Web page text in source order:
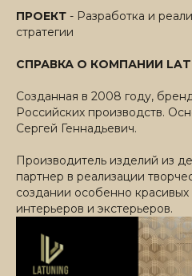
ПРОЕКТ - Разработка и
стратегии
СПРАВКА О КОМПАНИИ
Созданная в 2008 году,
Российских производств.
Сергей Геннадьевич.
Производитель изделий из
партнер в реализации
создании особенно
интерьеров и экстерьеров.